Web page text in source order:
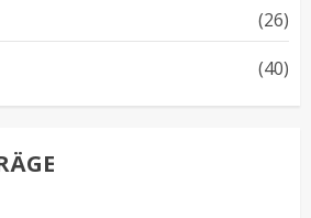
(26)
(40)